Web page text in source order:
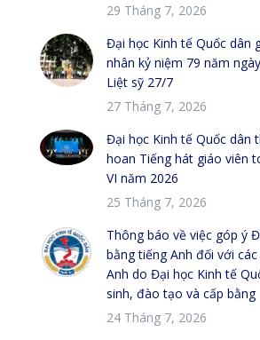
29 Tháng 7, 2026
Đại học Kinh tế Quốc dân
nhân kỷ niệm 79 năm
Liệt sỹ 27/7
27 Tháng 7, 2026
Đại học Kinh tế Quốc dân
hoan Tiếng hát giáo viên
VI năm 2026
25 Tháng 7, 2026
Thông báo về việc góp ý
bằng tiếng Anh đối với
Anh do Đại học Kinh tế
sinh, đào tạo và cấp bằng
24 Tháng 7, 2026